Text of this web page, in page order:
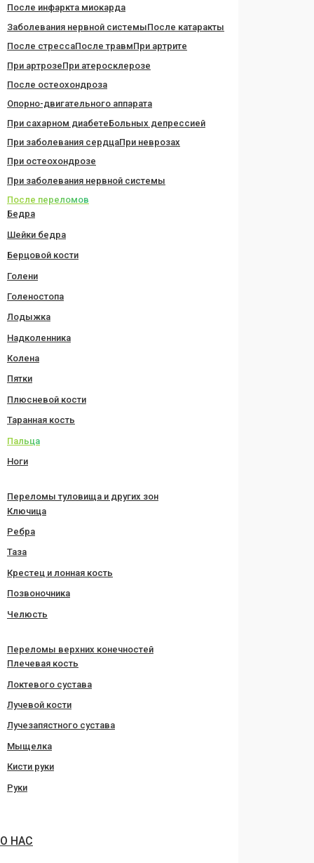
После инфаркта миокарда
Заболевания нервной системыПосле катаракты
После стрессаПосле травмПри артрите
При артрозеПри атеросклерозе
После остеохондроза
Опорно-двигательного аппарата
При сахарном диабетеБольных депрессией
При заболевания сердцаПри неврозах
При остеохондрозе
При заболевания нервной системы
После переломов
Бедра
Шейки бедра
Берцовой кости
Голени
Голеностопа
Лодыжка
Надколенника
Колена
Пятки
Плюсневой кости
Таранная кость
Пальца
Ноги
Переломы туловища и других зон
Ключица
Ребра
Таза
Крестец и лонная кость
Позвоночника
Челюсть
Переломы верхних конечностей
Плечевая кость
Локтевого сустава
Лучевой кости
Лучезапястного сустава
Мыщелка
Кисти руки
Руки
О НАС